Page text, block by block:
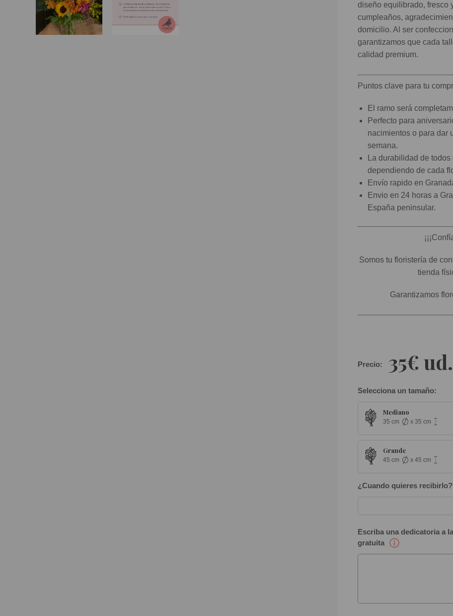
diseño equilibrado, fresco
cumpleaños,
domicilio. Al ser
garantizamos que cada
calidad premium.
Puntos clave para tu
El ramo será
Perfecto para
nacimientos o para dar
semana.
La durabilidad de
dependiendo de cada
Envío rapido en
Envio en 24 horas a
España peninsular.
Somos tu floristería de
tienda
Garantizamos
Precio: 35€ ud.
Selecciona un tamaño:
Mediano
35 cm x 35 cm
Grande
45 cm x 45 cm
¿Cuando quieres recibirlo?
Escriba una dedicatoria a
gratuita